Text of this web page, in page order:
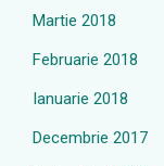
Martie 2018
Februarie 2018
Ianuarie 2018
Decembrie 2017